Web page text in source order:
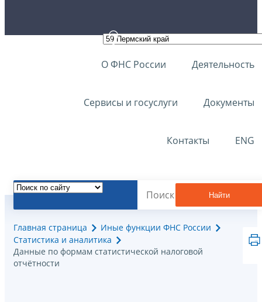
О ФНС России Деятельность
Сервисы и госуслуги Документы
Контакты ENG
Найти
Главная страница
Иные функции ФНС России
Статистика и аналитика
Данные по формам статистической налоговой
отчётности